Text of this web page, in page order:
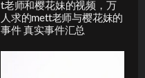
t老师和樱花妹的视频，万
人求的mett老师与樱花妹的
事件 真实事件汇总